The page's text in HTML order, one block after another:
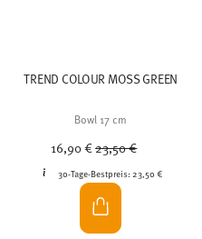
TREND COLOUR MOSS GREEN
Bowl 17 cm
16,90 €Price reduced from
23,50 €
30-Tage-Bestpreis:23,50 €